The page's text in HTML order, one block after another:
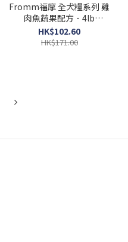
Fromm福摩 全犬糧系列 雞
肉魚蔬果配方．4lb
EXP:07/2026
HK$102.60
HK$171.00